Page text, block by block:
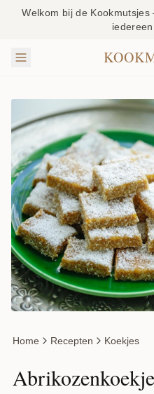
Welkom bij de
Home Recepten Koekjes